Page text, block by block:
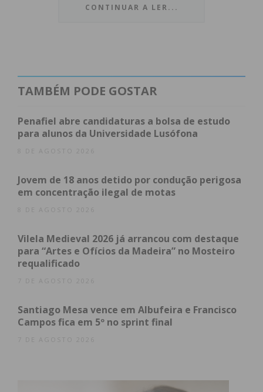
pelas empresas GJR Pirotecnia e Explosivos,
passarem à categoria de bombeiros de segunda e
subchefe.
Filipe Almeida, comandante da corporação,
em particular pela equipa de mergulhadores, já que
a corporação se situa na zona ribeirinha do
concelho, necessitando de pedir apoio externo
aquática. “Foi uma boa notícia, ficamos com mais
uma valência, e ficamos muito mais capacitados e
Agora, com 10 mergulhadores, duas embarcações e
16 operacionais com carta de condução de
muito mais descansado, tendo em conta a nossa
CONTINUAR A LER...
TAMBÉM PODE GOSTAR
Penafiel abre candidaturas a bolsa de estudo
para alunos da Universidade Lusófona
8 DE AGOSTO 2026
Jovem de 18 anos detido por condução perigosa
em concentração ilegal de motas
8 DE AGOSTO 2026
Vilela Medieval 2026 já arrancou com destaque
para “Artes e Ofícios da Madeira” no Mosteiro
requalificado
7 DE AGOSTO 2026
Santiago Mesa vence em Albufeira e Francisco
Campos fica em 5º no sprint final
7 DE AGOSTO 2026